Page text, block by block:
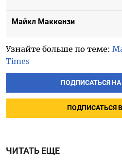
Майкл Маккензи
Узнайте больше по теме:
Times
ПОДПИСАТЬСЯ
ПОДПИСАТЬСЯ В
ЧИТАТЬ ЕЩЕ